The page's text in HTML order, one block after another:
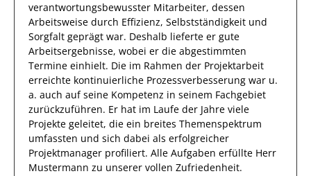
verantwortungsbewusster Mitarbeiter, dessen
Arbeitsweise durch Effizienz, Selbstständigkeit und
Sorgfalt geprägt war. Deshalb lieferte er gute
Arbeitsergebnisse, wobei er die abgestimmten
Termine einhielt. Die im Rahmen der Projektarbeit
erreichte kontinuierliche Prozessverbesserung war u.
a. auch auf seine Kompetenz in seinem Fachgebiet
zurückzuführen. Er hat im Laufe der Jahre viele
Projekte geleitet, die ein breites Themenspektrum
umfassten und sich dabei als erfolgreicher
Projektmanager profiliert. Alle Aufgaben erfüllte Herr
Mustermann zu unserer vollen Zufriedenheit.